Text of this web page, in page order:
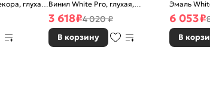
глухая,
скиновая
Винил White Pro, глухая,
каркасно-щитовая
3 618₽4 020 ₽
В корзину
Эмаль
без
6 053₽
В